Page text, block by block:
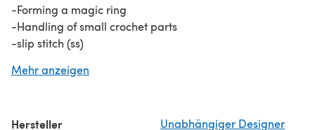
-Forming a magic ring
-Handling of small crochet parts
-slip stitch (ss)
-single crochet (sc)
You will need the following materials for this project
Mehr anzeigen
Hersteller Unabhängiger Designer